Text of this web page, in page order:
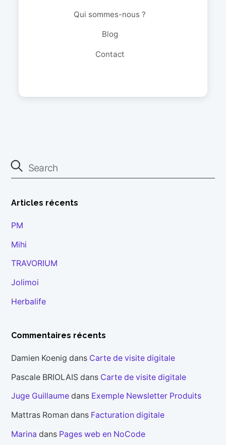
Qui sommes-nous ?
Blog
Contact
Articles récents
PM
Mihi
TRAVORIUM
Jolimoi
Herbalife
Commentaires récents
Damien Koenig dans Carte de visite digitale
Pascale BRIOLAIS dans Carte de visite digitale
Juge Guillaume dans Exemple Newsletter Produits
Mattras Roman dans Facturation digitale
Marina dans Pages web en NoCode